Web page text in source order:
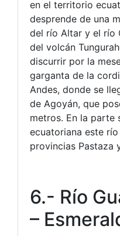
en el territorio
desprende de una
del río Altar y el río
del volcán
discurrir por la
garganta de la
Andes, donde se
de Agoyán, que
metros. En la parte
ecuatoriana este
provincias Pastaza
6.- Río
–